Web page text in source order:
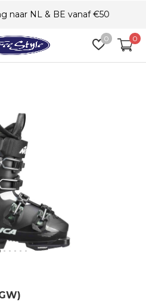
0 0
naar NL & BE vanaf €50